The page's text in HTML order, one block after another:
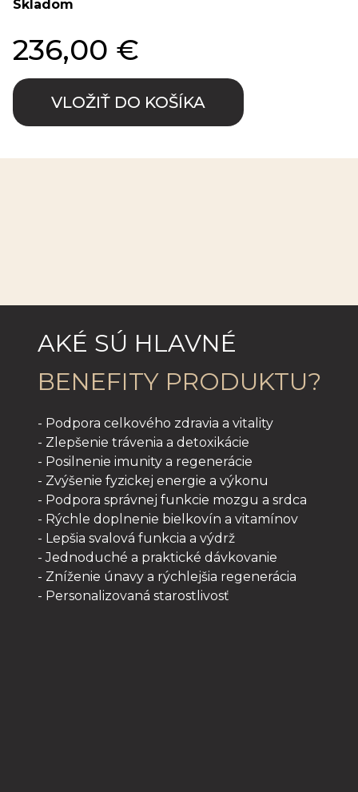
Skladom
236,00 €
VLOŽIŤ DO KOŠÍKA
AKÉ SÚ HLAVNÉ
BENEFITY PRODUKTU?
- Podpora celkového zdravia a vitality
- Zlepšenie trávenia a detoxikácie
- Posilnenie imunity a regenerácie
- Zvýšenie fyzickej energie a výkonu
- Podpora správnej funkcie mozgu a srdca
- Rýchle doplnenie bielkovín a vitamínov
- Lepšia svalová funkcia a výdrž
- Jednoduché a praktické dávkovanie
- Zníženie únavy a rýchlejšia regenerácia
- Personalizovaná starostlivosť